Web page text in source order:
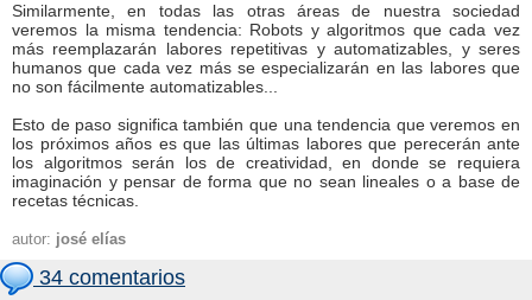
Similarmente, en todas las otras áreas de nuestra sociedad
veremos la misma tendencia: Robots y algoritmos que cada vez
más reemplazarán labores repetitivas y automatizables, y seres
humanos que cada vez más se especializarán en las labores que
no son fácilmente automatizables...
Esto de paso significa también que una tendencia que veremos en
los próximos años es que las últimas labores que perecerán ante
los algoritmos serán los de creatividad, en donde se requiera
imaginación y pensar de forma que no sean lineales o a base de
recetas técnicas.
autor: josé elías
34 comentarios